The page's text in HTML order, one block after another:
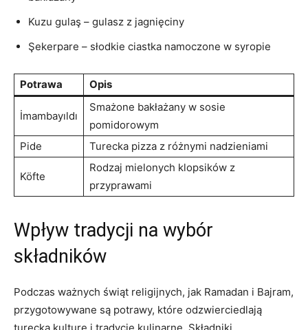
Kuzu gulaş – ​gulasz z jagnięciny
Şekerpare – słodkie ciastka namoczone w syropie
Potrawa Opis
İmambayıldı
Smażone bakłażany w sosie
pomidorowym
Pide
Turecka pizza z różnymi nadzieniami
Köfte
Rodzaj mielonych klopsików z
przyprawami
Wpływ tradycji​ na‍ wybór
składników
Podczas⁤ ważnych świąt⁢ religijnych, jak Ramadan i Bajram,
przygotowywane są potrawy, które odzwierciedlają